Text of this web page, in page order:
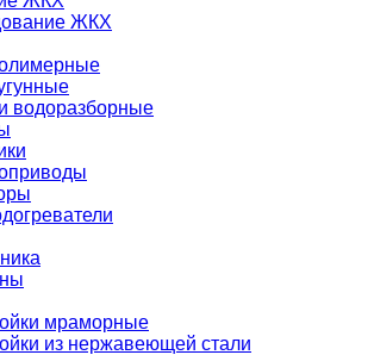
ЖКХ
водоразборные
мраморные
из нержавеющей стали